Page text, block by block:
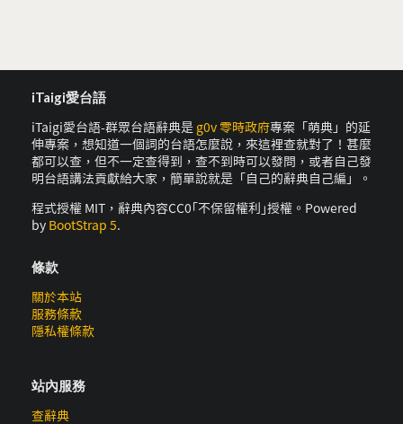
iTaigi愛台語
iTaigi愛台語-群眾台語辭典是 g0v 零時政府專案「萌典」的延
伸專案，想知道一個詞的台語怎麼說，來這裡查就對了！甚麼
都可以查，但不一定查得到，查不到時可以發問，或者自己發
明台語講法貢獻給大家，簡單說就是「自己的辭典自己編」。
程式授權 MIT，辭典內容CC0｢不保留權利｣授權。Powered
by BootStrap 5.
條款
關於本站
服務條款
隱私權條款
站內服務
查辭典